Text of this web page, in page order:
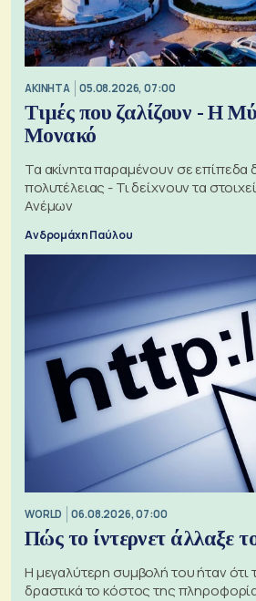
ΑΚΙΝΗΤΑ 05.08.2026, 07:00
Τιμές που ζαλίζουν - Η
Μονακό
Τα ακίνητα παραμένουν σε επίπεδα
πολυτέλειας - Τι δείχνουν τα
Ανέμων
Ανδρομάχη Παύλου
WORLD 06.08.2026, 07:00
Πώς το ίντερνετ άλλαξε
Η μεγαλύτερη συμβολή του ήταν ότι
δραστικά το κόστος της